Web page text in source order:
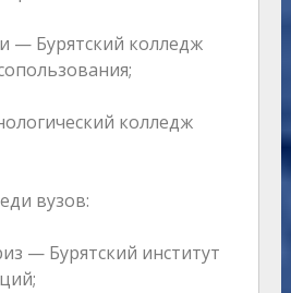
— Бурятский колледж
колледж
вузов:
— Бурятский институт